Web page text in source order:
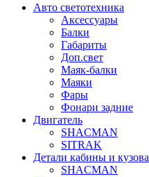
Авто светотехника
Аксессуары
Балки
Габариты
Доп.свет
Маяк-балки
Маяки
Фары
Фонари задние
Двигатель
SHACMAN
SITRAK
Детали кабины и кузова
SHACMAN